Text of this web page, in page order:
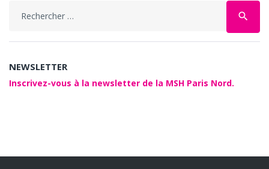
search
NEWSLETTER
Inscrivez-vous à la newsletter de la MSH Paris Nord.